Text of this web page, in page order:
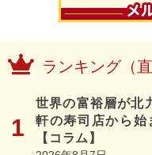
ランキング（
世界の富裕層が北
軒の寿司店から始
【コラム】